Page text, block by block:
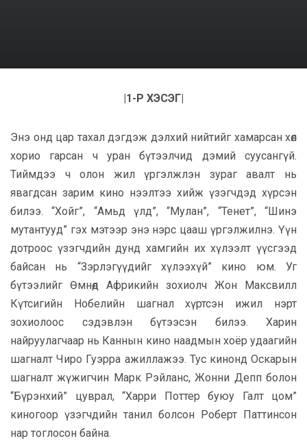
|1-Р ХЭСЭГ|
Энэ онд цар тахал дэгдэж дэлхий нийтийг хамарсан хөл
хорио гарсан ч уран бүтээлчид дэмий суусангүй.
Тиймдээ ч олон жил үргэлжлэн зураг авалт нь
явагдсан зарим кино нээлтээ хийж үзэгчдэд хүрсэн
билээ. “Хойг”, “Амьд үлд”, “Мулан”, “Тенет”, “Шинэ
мутантууд” гэх мэтээр энэ нэрс цааш үргэлжилнэ. Үүн
дотроос үзэгчдийн дунд хамгийн их хүлээлт үүсгээд
байсан нь “Зэрлэгүүдийг хүлээхүй” кино юм. Уг
бүтээлийг Өмнөд Африкийн зохиолч Жон Максвилл
Күтсигийн Нобелийн шагнал хүртсэн ижил нэрт
зохиолоос сэдэвлэн бүтээсэн билээ. Харин
найруулагчаар нь Каннын кино наадмын хоёр удаагийн
шагналт Чиро Гуэрра ажиллажээ. Тус кинонд Оскарын
шагналт жүжигчин Марк Рэйланс, Жонни Депп болон
“Бүрэнхий” цуврал, “Харри Поттер буюу Галт цом”
киногоор үзэгчдийн танил болсон Роберт Паттинсон
нар тоглосон байна.